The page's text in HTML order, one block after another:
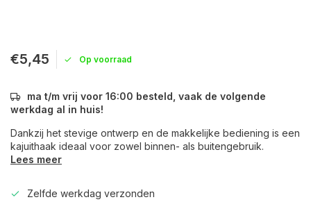
€5,45 Op voorraad
ma t/m vrij voor 16:00 besteld, vaak de volgende
werkdag al in huis!
Dankzij het stevige ontwerp en de makkelijke bediening is een
kajuithaak ideaal voor zowel binnen- als buitengebruik.
Lees meer
Zelfde werkdag verzonden